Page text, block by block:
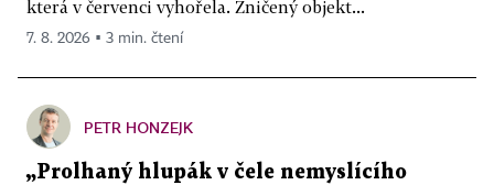
která v červenci vyhořela. Zničený objekt...
7. 8. 2026 ▪ 3 min. čtení
PETR HONZEJK
„Prolhaný hlupák v čele nemyslícího